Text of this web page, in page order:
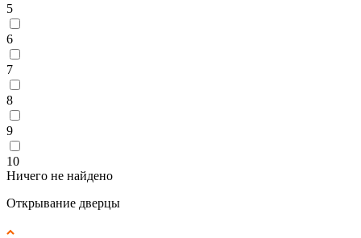
5
6
7
8
9
10
Ничего не найдено
Открывание дверцы